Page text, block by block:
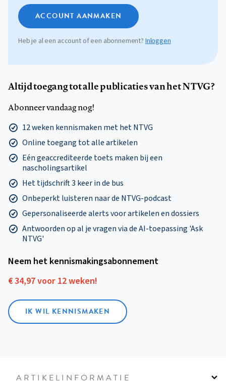
ACCOUNT AANMAKEN
Heb je al een account of een abonnement? Inloggen
Altijd toegang tot alle publicaties van het NTVG?
Abonneer vandaag nog!
12 weken kennismaken met het NTVG
Online toegang tot alle artikelen
Eén geaccrediteerde toets maken bij een
nascholingsartikel
Het tijdschrift 3 keer in de bus
Onbeperkt luisteren naar de NTVG-podcast
Gepersonaliseerde alerts voor artikelen en dossiers
Antwoorden op al je vragen via de AI-toepassing 'Ask
NTVG'
Neem het kennismakings­abonnement
€ 34,97 voor 12 weken!
IK WIL KENNISMAKEN
ARTIKELINFORMATIE